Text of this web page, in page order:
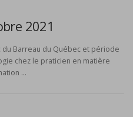
2021
du Barreau du Québec et période
chez le praticien en matière
…